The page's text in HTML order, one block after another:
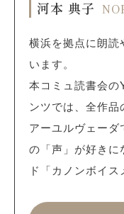
河本 典子
横浜を拠点に朗読
います。
本コミュ読書会の
ンツでは、全作品
アーユルヴェー
の「声」が好きに
ド「カノンボイス